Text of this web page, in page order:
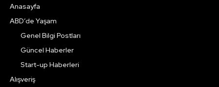
Anasayfa
ABD’de Yaşam
Genel Bilgi Postları
Güncel Haberler
Start-up Haberleri
Alışveriş